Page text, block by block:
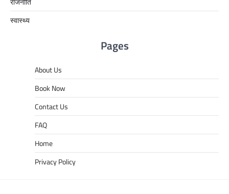
स्वास्थ्य
Pages
About Us
Book Now
Contact Us
FAQ
Home
Privacy Policy